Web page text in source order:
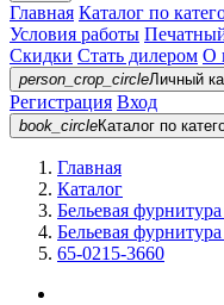
Главная Каталог по
Условия работы
Скидки Стать дилером О
person_crop_circleЛичный
Регистрация Вход
book_circleКаталог по
Главная
Каталог
Бельевая
Бельевая
65-0215-3660